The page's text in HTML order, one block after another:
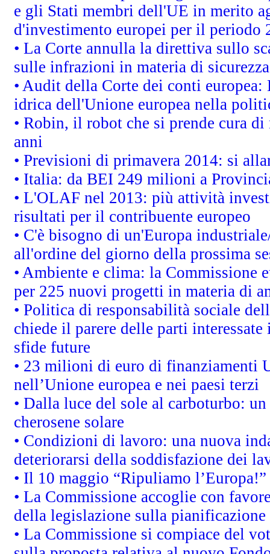
e gli Stati membri dell'UE in merito
d'investimento europei per il periodo
• La Corte annulla la direttiva sullo
sulle infrazioni in materia di
• Audit della Corte dei conti
idrica dell'Unione europea nella
• Robin, il robot che si prende cura
anni
• Previsioni di primavera 2014: si
• Italia: da BEI 249 milioni a
• L'OLAF nel 2013: più attività
risultati per il contribuente europeo
• C'è bisogno di un'Europa
all'ordine del giorno della prossima
• Ambiente e clima: la Commissione
per 225 nuovi progetti in materia di
• Politica di responsabilità sociale
chiede il parere delle parti
sfide future
• 23 milioni di euro di finanziamenti
nell’Unione europea e nei paesi terzi
• Dalla luce del sole al carboturbo:
cherosene solare
• Condizioni di lavoro: una nuova
deteriorarsi della soddisfazione dei
• Il 10 maggio “Ripuliamo l’Europa!”
• La Commissione accoglie con
della legislazione sulla
• La Commissione si compiace del